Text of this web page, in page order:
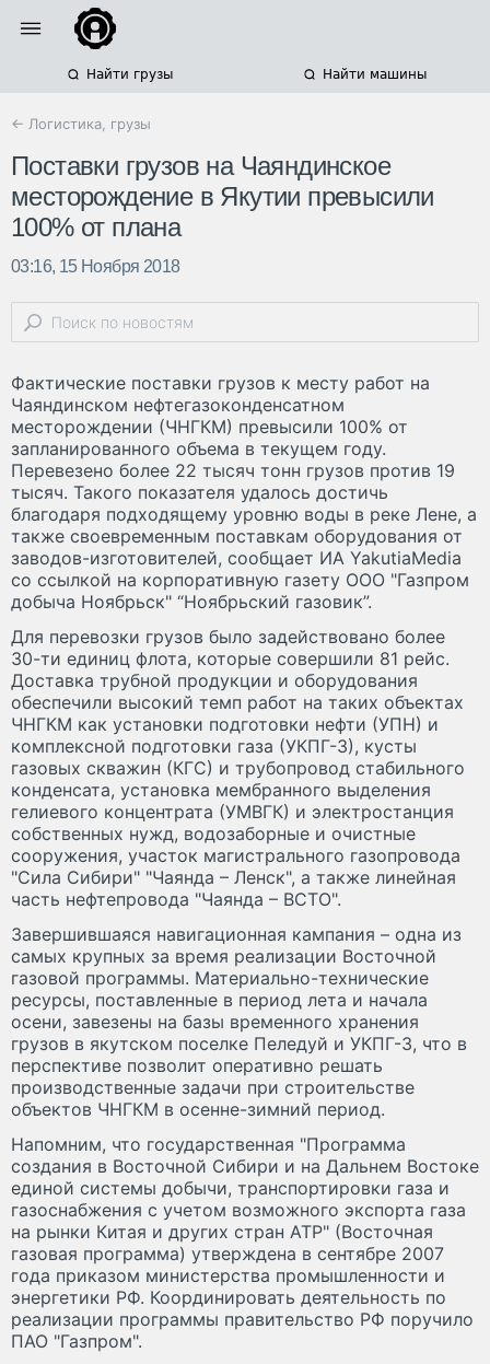
Найти грузы Найти машины
← Логистика, грузы
Поставки грузов на Чаяндинское
месторождение в Якутии превысили
100% от плана
03:16, 15 Ноября 2018
Фактические поставки грузов к месту работ на
Чаяндинском нефтегазоконденсатном
месторождении (ЧНГКМ) превысили 100% от
запланированного объема в текущем году.
Перевезено более 22 тысяч тонн грузов против 19
тысяч. Такого показателя удалось достичь
благодаря подходящему уровню воды в реке Лене, а
также своевременным поставкам оборудования от
заводов-изготовителей, сообщает ИА YakutiaMedia
со ссылкой на корпоративную газету ООО "Газпром
добыча Ноябрьск" “Ноябрьский газовик”.
Для перевозки грузов было задействовано более
30-ти единиц флота, которые совершили 81 рейс.
Доставка трубной продукции и оборудования
обеспечили высокий темп работ на таких объектах
ЧНГКМ как установки подготовки нефти (УПН) и
комплексной подготовки газа (УКПГ-3), кусты
газовых скважин (КГС) и трубопровод стабильного
конденсата, установка мембранного выделения
гелиевого концентрата (УМВГК) и электростанция
собственных нужд, водозаборные и очистные
сооружения, участок магистрального газопровода
"Сила Сибири" "Чаянда – Ленск", а также линейная
часть нефтепровода "Чаянда – ВСТО".
Завершившаяся навигационная кампания – одна из
самых крупных за время реализации Восточной
газовой программы. Материально-технические
ресурсы, поставленные в период лета и начала
осени, завезены на базы временного хранения
грузов в якутском поселке Пеледуй и УКПГ-3, что в
перспективе позволит оперативно решать
производственные задачи при строительстве
объектов ЧНГКМ в осенне-зимний период.
Напомним, что государственная "Программа
создания в Восточной Сибири и на Дальнем Востоке
единой системы добычи, транспортировки газа и
газоснабжения с учетом возможного экспорта газа
на рынки Китая и других стран АТР" (Восточная
газовая программа) утверждена в сентябре 2007
года приказом министерства промышленности и
энергетики РФ. Координировать деятельность по
реализации программы правительство РФ поручило
ПАО "Газпром".